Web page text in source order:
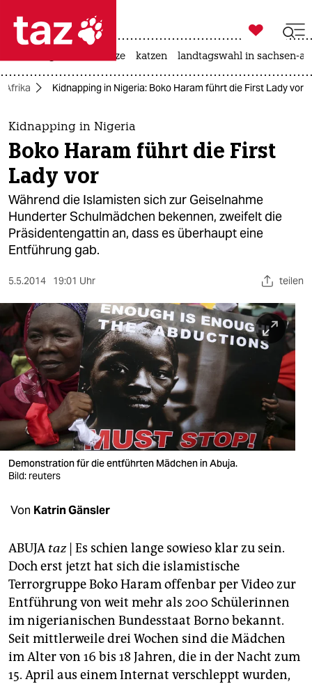
 taz zahl ich
taz zahl ich
themen
politik
öko
gesellschaft
kultur
sport
berlin
nord
wahrheit
verlag
verlag
veranstaltungen
fragen & hilfe
unterstützen
abo
genossenschaft
epaper login

taz zahl ich
hitze katzen landtagswahl in sachsen-
Afrika Kidnapping in Nigeria: Boko Haram führt die First Lady vor
Kidnapping in Nigeria
Boko Haram führt die First
Lady vor
Während die Islamisten sich zur Geiselnahme
Hunderter Schulmädchen bekennen, zweifelt die
Präsidentengattin an, dass es überhaupt eine
Entführung gab.
5.5.2014 19:01 Uhr teilen
Demonstration für die entführten Mädchen in Abuja.
Bild: reuters
Von Katrin Gänsler
ABUJA taz| Es schien lange sowieso klar zu sein.
Doch erst jetzt hat sich die islamistische
Terrorgruppe Boko Haram offenbar per Video zur
Entführung von weit mehr als 200 Schülerinnen
im nigerianischen Bundesstaat Borno bekannt.
Seit mittlerweile drei Wochen sind die Mädchen
im Alter von 16 bis 18 Jahren, die in der Nacht zum
15. April aus einem Internat verschleppt wurden,